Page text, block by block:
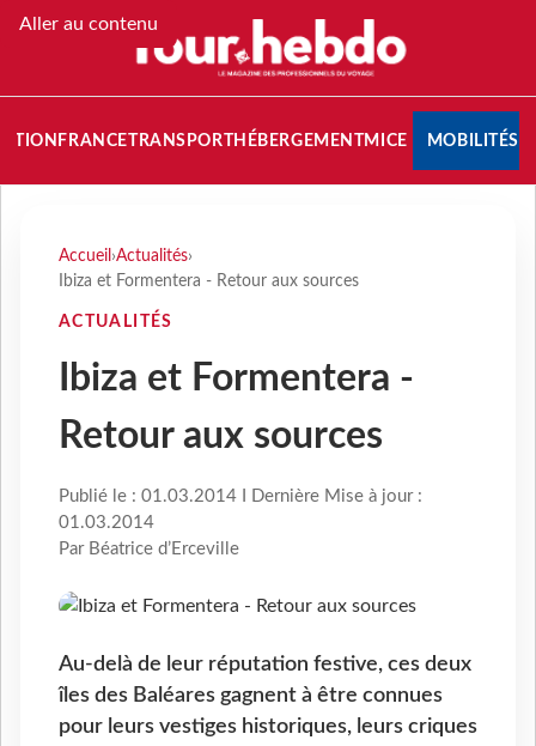
Aller au contenu
FRANCETRANSPORT HÉBERGEMENTMICE MOBILITÉS
Accueil ›Actualités›
Ibiza et Formentera - Retour aux sources
ACTUALITÉS
Ibiza et Formentera -
Retour aux sources
Publié le : 01.03.2014 I Dernière Mise à jour :
01.03.2014
Par Béatrice d’Erceville
Au-delà de leur réputation festive, ces deux
îles des Baléares gagnent à être connues
pour leurs vestiges historiques, leurs criques